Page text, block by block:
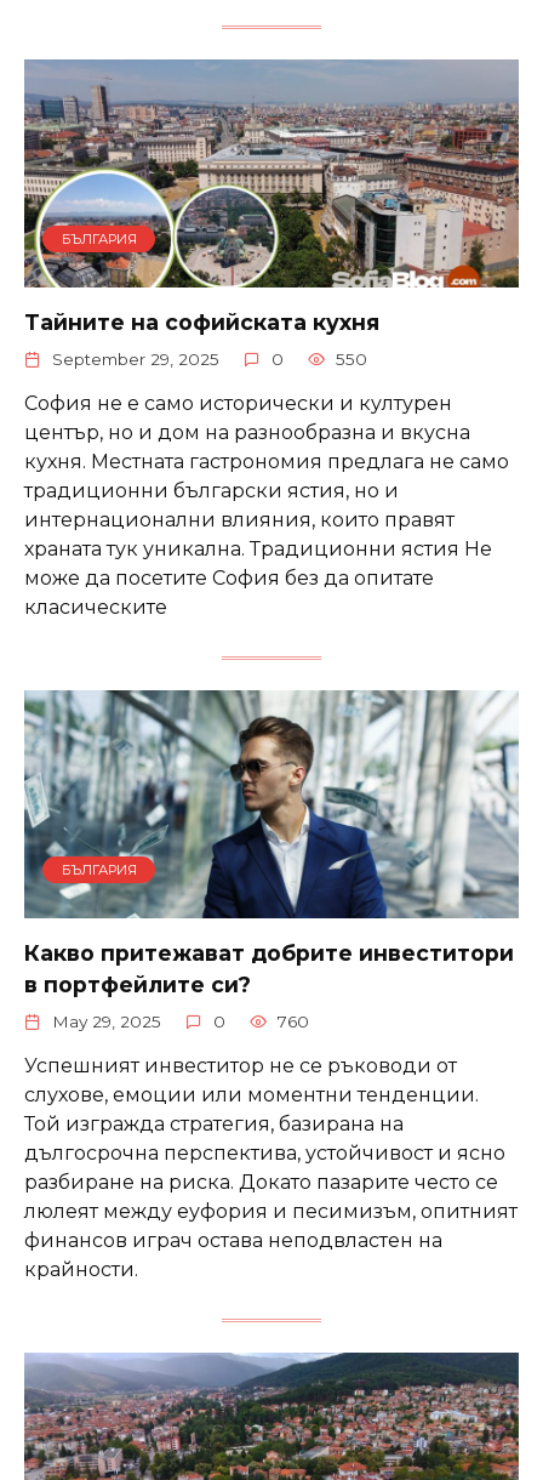
БЪЛГАРИЯ
Тайните на софийската кухня
September 29, 2025 0 550
София не е само исторически и културен
център, но и дом на разнообразна и вкусна
кухня. Местната гастрономия предлага не само
традиционни български ястия, но и
интернационални влияния, които правят
храната тук уникална. Традиционни ястия Не
може да посетите София без да опитате
класическите
БЪЛГАРИЯ
Какво притежават добрите инвеститори
в портфейлите си?
May 29, 2025 0 760
Успешният инвеститор не се ръководи от
слухове, емоции или моментни тенденции.
Той изгражда стратегия, базирана на
дългосрочна перспектива, устойчивост и ясно
разбиране на риска. Докато пазарите често се
люлеят между еуфория и песимизъм, опитният
финансов играч остава неподвластен на
крайности.